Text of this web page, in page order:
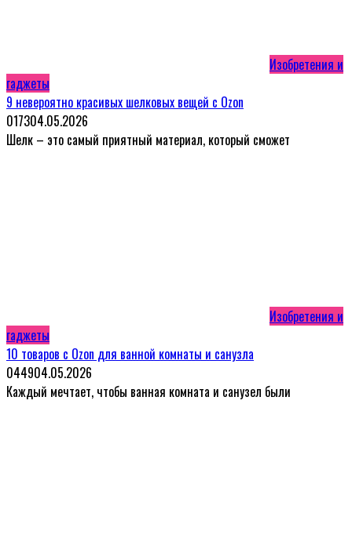
Изобретения и
гаджеты
9 невероятно красивых шелковых вещей с Ozon
017304.05.2026
Шелк – это самый приятный материал, который сможет
Изобретения и
гаджеты
10 товаров с Ozon для ванной комнаты и санузла
044904.05.2026
Каждый мечтает, чтобы ванная комната и санузел были